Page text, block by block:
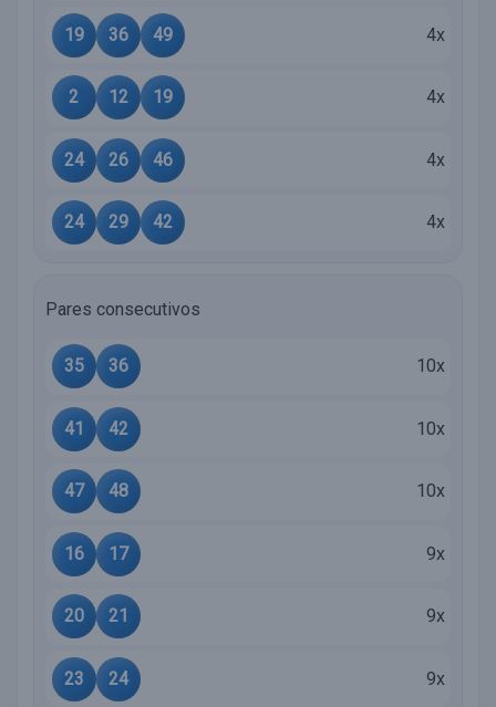
19 36 49 4x
2 12 19 4x
24 26 46 4x
24 29 42 4x
Pares consecutivos
35 36 10x
41 42 10x
47 48 10x
16 17 9x
20 21 9x
23 24 9x